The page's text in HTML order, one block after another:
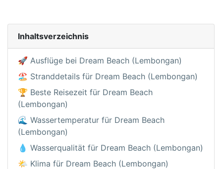
Inhaltsverzeichnis
🚀 Ausflüge bei Dream Beach (Lembongan)
🏖️ Stranddetails für Dream Beach (Lembongan)
🏆 Beste Reisezeit für Dream Beach
(Lembongan)
🌊 Wassertemperatur für Dream Beach
(Lembongan)
💧 Wasserqualität für Dream Beach (Lembongan)
🌤️ Klima für Dream Beach (Lembongan)